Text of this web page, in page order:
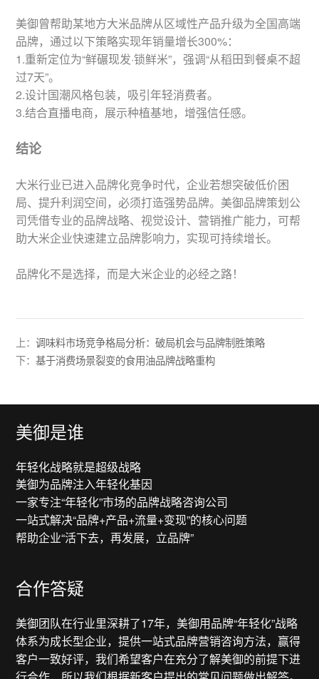
美御曾帮助某地方大米品牌从区域性产品升级为全国高端
品牌，通过以下策略实现年销量增长300%：
1.重新定位为“鲜碾现发·锁鲜米”，强调“从稻田到餐桌不超
过7天”。
2.设计国潮风格包装，吸引年轻消费者。
3.结合直播电商，展示种植基地，增强信任感。
结论
大米行业已进入品牌化竞争时代，企业若想突破低价困
局、提升利润空间，必须打造强势品牌。美御品牌策划公
司凭借专业的品牌战略、视觉设计、营销推广能力，可帮
助大米企业快速建立品牌影响力，实现可持续增长。
品牌化不是选择，而是大米企业的必经之路！
上：调味料市场竞争格局分析：破局机会与品牌制胜策略
下：基于消费场景裂变的食用油品牌战略重构
美御是谁
年轻化战略就是超级战略
美御为品牌注入年轻化基因
一家专注“年轻化”市场的品牌战略咨询公司
一站式解决“品牌+产品+流量+变现”的核心问题
帮助企业“活下去，再发展，立品牌”
合作答疑
美御团队在行业里深耕了17年，美御用品牌“年轻化”战略
体系为成长型企业，提供一站式品牌营销咨询方法，赢得
客户一致好评，我们希望客户在充分了解美御的前提下进